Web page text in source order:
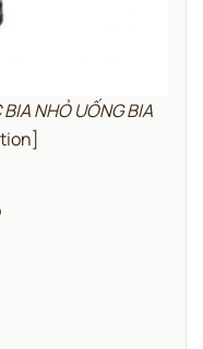
NHỎ UỐNG BIA